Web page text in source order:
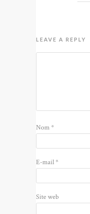
LEAVE A REPLY
Nom*
E-mail*
Site web